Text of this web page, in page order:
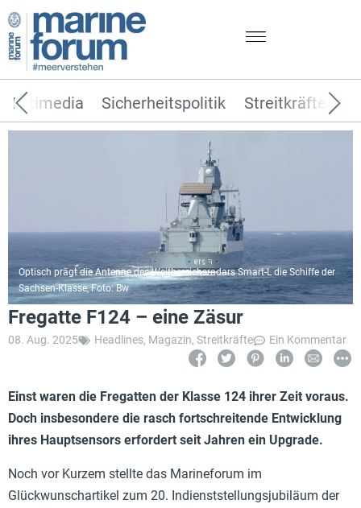
Sicherheitspolitik Streitkräfte
Multimedia
Optisch prägt die Antenne des Weitbereichsradars Smart-L die Schiffe der
Sachsen-Klasse, Foto: Bw
Fregatte F124 – eine Zäsur
08. Aug. 2025 Headlines, Magazin, Streitkräfte Ein Kommentar
Einst waren die Fregatten der Klasse 124 ihrer Zeit voraus.
Doch insbesondere die rasch fortschreitende Entwicklung
ihres Hauptsensors erfordert seit Jahren ein Upgrade.
Noch vor Kurzem stellte das Marineforum im
Glückwunschartikel zum 20. Indienststellungsjubiläum der